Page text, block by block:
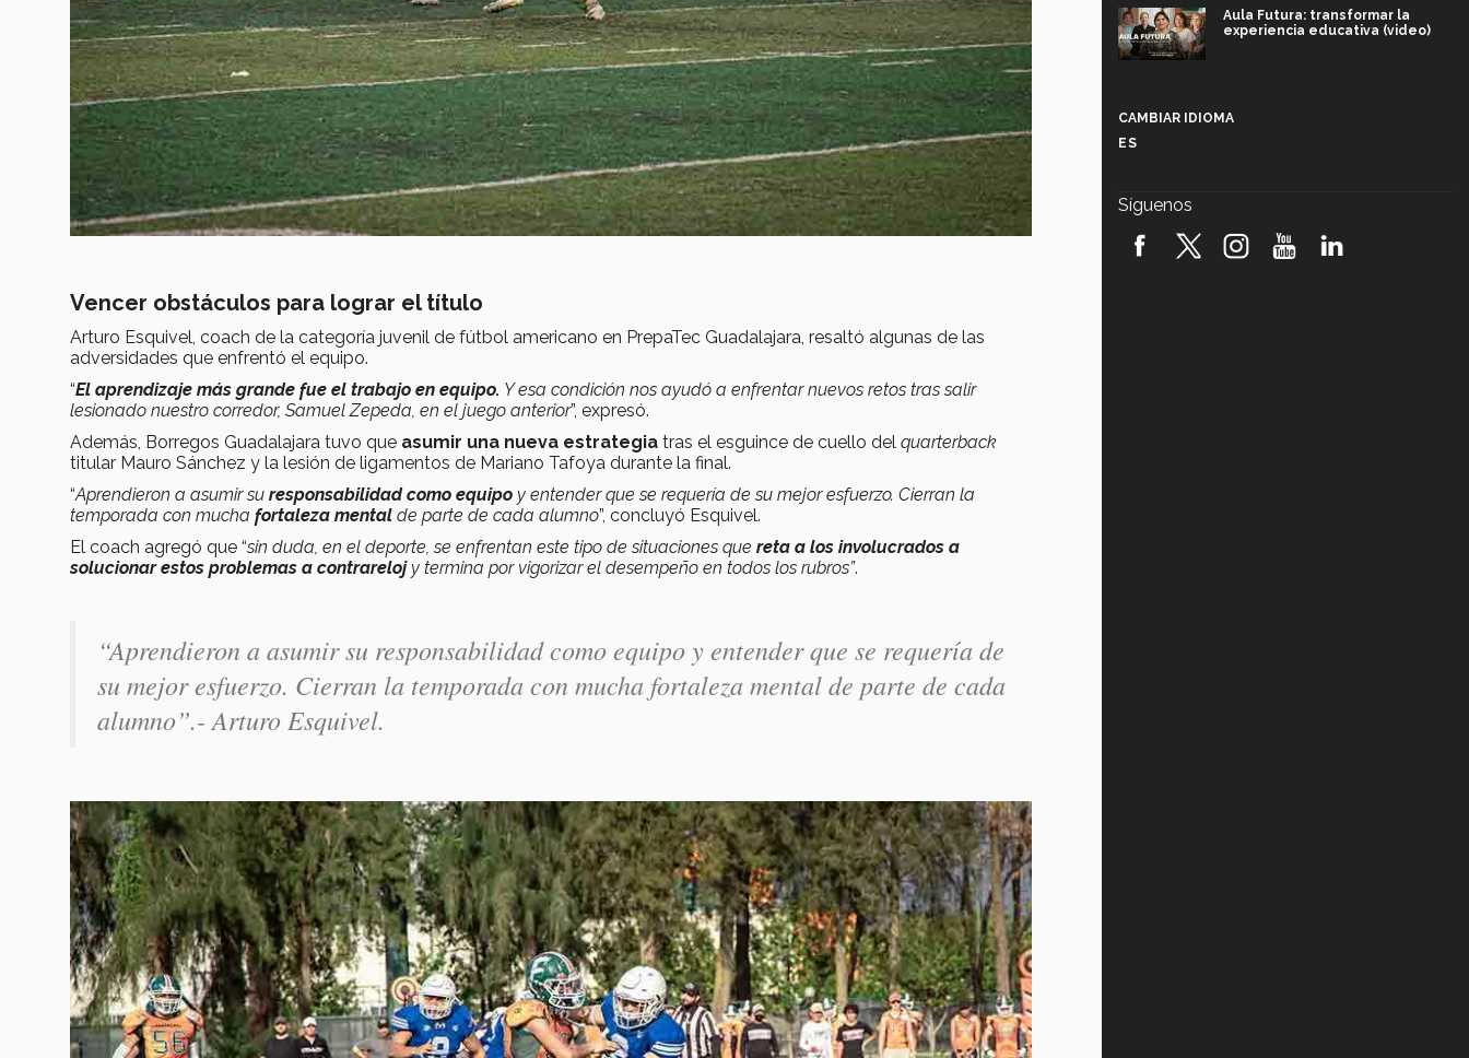
Vencer obstáculos para lograr el título
Arturo Esquivel, coach de la categoría juvenil de fútbol americano en PrepaTec Guadalajara, resaltó algunas de las
adversidades que enfrentó el equipo.
“El aprendizaje más grande fue el trabajo en equipo. Y esa condición nos ayudó a enfrentar nuevos retos tras salir
lesionado nuestro corredor, Samuel Zepeda, en el juego anterior”, expresó.
Además, Borregos Guadalajara tuvo que asumir una nueva estrategia tras el esguince de cuello del quarterback
titular Mauro Sánchez y la lesión de ligamentos de Mariano Tafoya durante la final.
“Aprendieron a asumir su responsabilidad como equipo y entender que se requería de su mejor esfuerzo. Cierran la
temporada con mucha fortaleza mental de parte de cada alumno”, concluyó Esquivel.
El coach agregó que “sin duda, en el deporte, se enfrentan este tipo de situaciones que reta a los involucrados a
solucionar estos problemas a contrarelojy termina por vigorizar el desempeño en todos los rubros”.
“Aprendieron a asumir su responsabilidad como equipo y entender que se requería de
su mejor esfuerzo. Cierran la temporada con mucha fortaleza mental de parte de cada
alumno”.- Arturo Esquivel.
Aula Futura: transformar la
experiencia educativa (video)
robótica FIRST 2026! (video)
CAMBIAR IDIOMA
ES
Síguenos